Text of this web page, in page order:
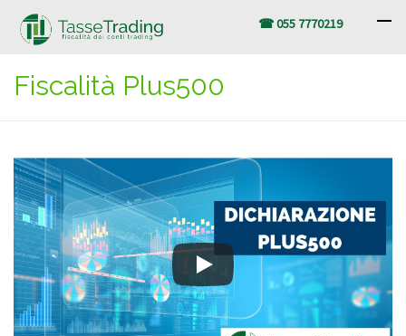
☎ 055 7770219
Fiscalità Plus500